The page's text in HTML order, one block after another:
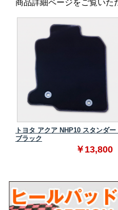
商品詳細ページをご覧いた
トヨタ アクア NHP10 スタンダー
ブラック
￥13,800